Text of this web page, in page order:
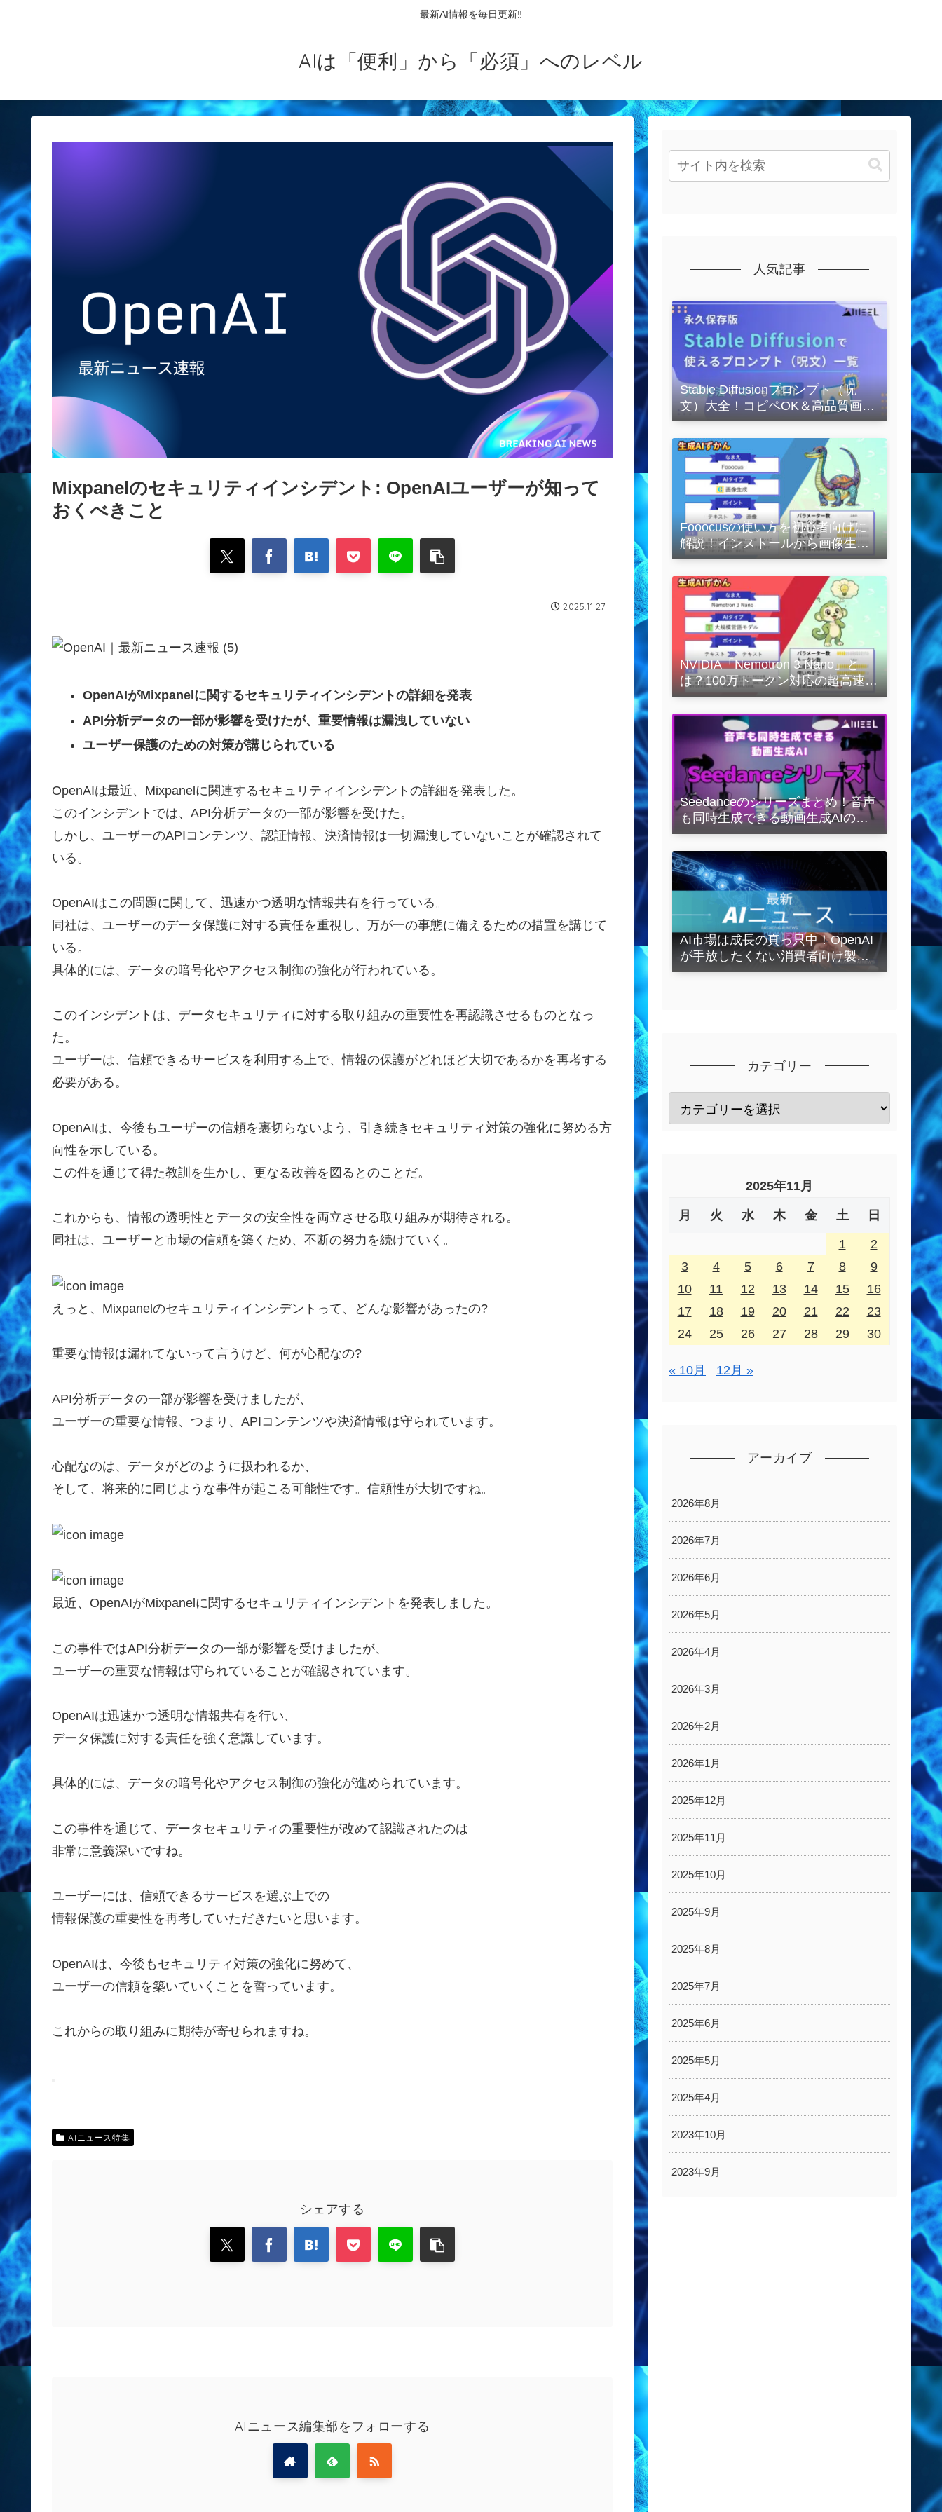
最新AI情報を毎日更新‼
AIは「便利」から「必須」へのレベル
Mixpanelのセキュリティインシデント: OpenAIユーザーが知って
おくべきこと
2025.11.27
OpenAIがMixpanelに関するセキュリティインシデントの詳細を発表
API分析データの一部が影響を受けたが、重要情報は漏洩していない
ユーザー保護のための対策が講じられている
OpenAIは最近、Mixpanelに関連するセキュリティインシデントの詳細を発表した。
このインシデントでは、API分析データの一部が影響を受けた。
しかし、ユーザーのAPIコンテンツ、認証情報、決済情報は一切漏洩していないことが確認されて
いる。
OpenAIはこの問題に関して、迅速かつ透明な情報共有を行っている。
同社は、ユーザーのデータ保護に対する責任を重視し、万が一の事態に備えるための措置を講じて
いる。
具体的には、データの暗号化やアクセス制御の強化が行われている。
このインシデントは、データセキュリティに対する取り組みの重要性を再認識させるものとなっ
た。
ユーザーは、信頼できるサービスを利用する上で、情報の保護がどれほど大切であるかを再考する
必要がある。
OpenAIは、今後もユーザーの信頼を裏切らないよう、引き続きセキュリティ対策の強化に努める方
向性を示している。
この件を通じて得た教訓を生かし、更なる改善を図るとのことだ。
これからも、情報の透明性とデータの安全性を両立させる取り組みが期待される。
同社は、ユーザーと市場の信頼を築くため、不断の努力を続けていく。
えっと、Mixpanelのセキュリティインシデントって、どんな影響があったの?
重要な情報は漏れてないって言うけど、何が心配なの?
API分析データの一部が影響を受けましたが、
ユーザーの重要な情報、つまり、APIコンテンツや決済情報は守られています。
心配なのは、データがどのように扱われるか、
そして、将来的に同じような事件が起こる可能性です。信頼性が大切ですね。
最近、OpenAIがMixpanelに関するセキュリティインシデントを発表しました。
この事件ではAPI分析データの一部が影響を受けましたが、
ユーザーの重要な情報は守られていることが確認されています。
OpenAIは迅速かつ透明な情報共有を行い、
データ保護に対する責任を強く意識しています。
具体的には、データの暗号化やアクセス制御の強化が進められています。
この事件を通じて、データセキュリティの重要性が改めて認識されたのは
非常に意義深いですね。
ユーザーには、信頼できるサービスを選ぶ上での
情報保護の重要性を再考していただきたいと思います。
OpenAIは、今後もセキュリティ対策の強化に努めて、
ユーザーの信頼を築いていくことを誓っています。
これからの取り組みに期待が寄せられますね。
AIニュース特集
シェアする
AIニュース編集部をフォローする
人気記事
Stable Diffusionプロンプト（呪
文）大全！コピペOK＆高品質画像
を作るコツの完全保存版
Fooocusの使い方を初心者向けに
解説！インストールから画像生成
の実践まで紹介
NVIDIA「Nemotron 3 Nano」と
は？100万トークン対応の超高速
LLMを徹底解説
Seedanceのシリーズまとめ！音声
も同時生成できる動画生成AIの全
容を解説
AI市場は成長の真っ只中！OpenAI
が手放したくない消費者向け製品
とは？
カテゴリー
2025年11月
月 火 水 木 金 土 日
1
2
3
4 5 6 7 8
9
10
11 12 13 14 15
16
17
18 19 20 21 22
23
24
25 26 27 28 29 30
« 10月 12月 »
アーカイブ
2026年8月
2026年7月
2026年6月
2026年5月
2026年4月
2026年3月
2026年2月
2026年1月
2025年12月
2025年11月
2025年10月
2025年9月
2025年8月
2025年7月
2025年6月
2025年5月
2025年4月
2023年10月
2023年9月